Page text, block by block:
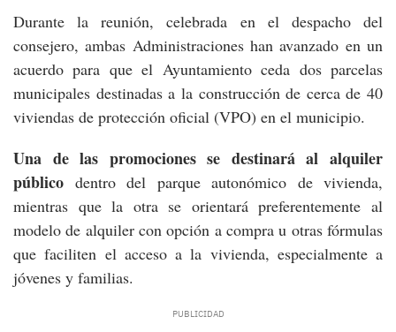
Durante la reunión, celebrada en el despacho del
consejero, ambas Administraciones han avanzado en un
acuerdo para que el Ayuntamiento ceda dos parcelas
municipales destinadas a la construcción de cerca de 40
viviendas de protección oficial (VPO) en el municipio.
Una de las promociones se destinará al alquiler
público dentro del parque autonómico de vivienda,
mientras que la otra se orientará preferentemente al
modelo de alquiler con opción a compra u otras fórmulas
que faciliten el acceso a la vivienda, especialmente a
jóvenes y familias.